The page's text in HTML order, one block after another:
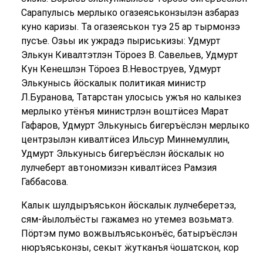
Сарапулысь мерлыко огазеяськонзылэн азбараз
куно каризы. Та огазеяськон туэ 25 ар тырмонзэ
пусъе. Озьы ик ужрадэ пыриськизы: Удмурт
Элькун Кивалтэтлэн Тӧроез В. Савельев, Удмурт
Кун Кенешлэн Тӧроез В.Невоструев, Удмурт
Элькунысь йӧскалык политикая министр
Л.Буранова, Татарстан улосысь ужъя но калыкез
мерлыко утёнъя министрлэн воштӥсез Марат
Гафаров, Удмурт Элькунысь бигеръёслэн мерлыко
центрзылэн кивалтӥсез Ильсур Миннемуллин,
Удмурт Элькунысь бигеръёслэн йӧскалык но
лулчеберт автономизэн кивалтӥсез Рамзия
Габбасова.
Калык шулдыръяськон йӧскалык лулчеберетэз,
сям-йылолъёсты гажамез но утемез возьматэ.
Пӧртэм пумо вожвылъяськонъёс, батыръёслэн
нюръяськонзы, секыт ӝутканъя ӵошатскон, кор